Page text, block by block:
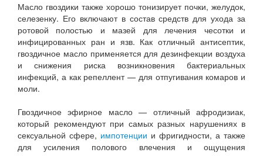
Масло гвоздики также хорошо тонизирует почки, желудок,
селезенку. Его включают в состав средств для ухода за
ротовой полостью и мазей для лечения чесотки и
инфицированных ран и язв. Как отличный антисептик,
гвоздичное масло применяется для дезинфекции воздуха
и снижения риска возникновения бактериальных
инфекций, а как репеллент — для отпугивания комаров и
моли.
Гвоздичное эфирное масло — отличный афродизиак,
который рекомендуют при самых разных нарушениях в
сексуальной сфере, импотенции и фригидности, а также
для усиления полового влечения и ощущения